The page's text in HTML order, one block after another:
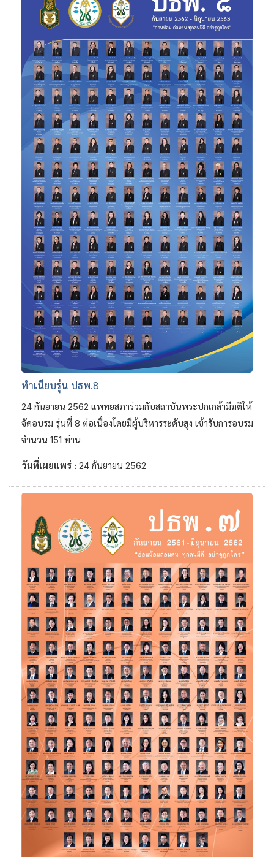
ทำเนียบรุ่น ปธพ.8
24 กันยายน 2562 แพทยสภาร่วมกับสถาบันพระปกเกล้ามีมติให้
จัดอบรม รุ่นที่ 8 ต่อเนื่องโดยมีผู้บริหารระดับสูง เข้ารับการอบรม
จำนวน 151 ท่าน
วันที่เผยแพร่ : 24 กันยายน 2562